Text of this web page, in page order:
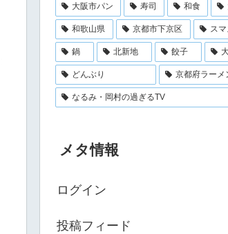
大阪市パン 寿司 和食
和歌山県 京都市下京区 ス
鍋 北新地 餃子
どんぶり 京都府ラーメ
なるみ・岡村の過ぎるTV
メタ情報
ログイン
投稿フィード